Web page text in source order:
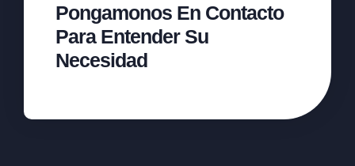
Pongamonos En Contacto
Para Entender Su
Necesidad